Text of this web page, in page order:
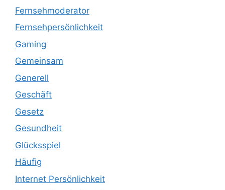
Fernsehmoderator
Fernsehpersönlichkeit
Gaming
Gemeinsam
Generell
Geschäft
Gesetz
Gesundheit
Glücksspiel
Häufig
Internet Persönlichkeit